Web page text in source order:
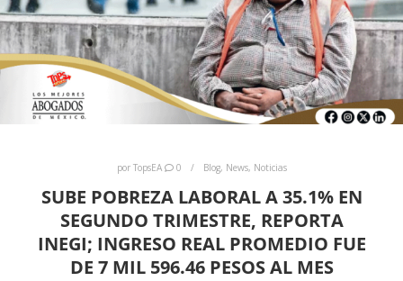
por TopsEA 0 Blog, News, Noticias
SUBE POBREZA LABORAL A 35.1% EN
SEGUNDO TRIMESTRE, REPORTA
INEGI; INGRESO REAL PROMEDIO FUE
DE 7 MIL 596.46 PESOS AL MES